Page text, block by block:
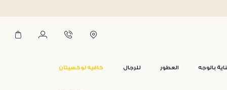
بالوجه العطور للرجال كافيه لوكسيتان